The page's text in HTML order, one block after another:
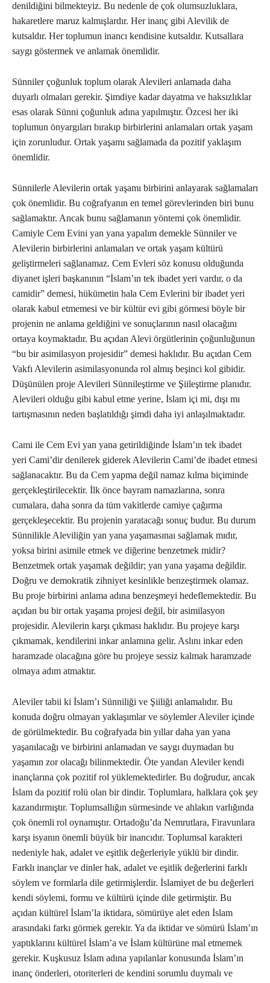
denildiğini bilmekteyiz. Bu nedenle de çok olumsuzluklara,
hakaretlere maruz kalmışlardır. Her inanç gibi Alevilik de
kutsaldır. Her toplumun inancı kendisine kutsaldır. Kutsallara
saygı göstermek ve anlamak önemlidir.
Sünniler çoğunluk toplum olarak Alevileri anlamada daha
duyarlı olmaları gerekir. Şimdiye kadar dayatma ve haksızlıklar
esas olarak Sünni çoğunluk adına yapılmıştır. Özcesi her iki
toplumun önyargıları bırakıp birbirlerini anlamaları ortak yaşam
için zorunludur. Ortak yaşamı sağlamada da pozitif yaklaşım
önemlidir.
Sünnilerle Alevilerin ortak yaşamı birbirini anlayarak sağlamaları
çok önemlidir. Bu coğrafyanın en temel görevlerinden biri bunu
sağlamaktır. Ancak bunu sağlamanın yöntemi çok önemlidir.
Camiyle Cem Evini yan yana yapalım demekle Sünniler ve
Alevilerin birbirlerini anlamaları ve ortak yaşam kültürü
geliştirmeleri sağlanamaz. Cem Evleri söz konusu olduğunda
diyanet işleri başkanının “İslam’ın tek ibadet yeri vardır, o da
camidir” demesi, hükümetin hala Cem Evlerini bir ibadet yeri
olarak kabul etmemesi ve bir kültür evi gibi görmesi böyle bir
projenin ne anlama geldiğini ve sonuçlarının nasıl olacağını
ortaya koymaktadır. Bu açıdan Alevi örgütlerinin çoğunluğunun
“bu bir asimilasyon projesidir” demesi haklıdır. Bu açıdan Cem
Vakfı Alevilerin asimilasyonunda rol almış beşinci kol gibidir.
Düşünülen proje Alevileri Sünnileştirme ve Şiileştirme planıdır.
Alevileri olduğu gibi kabul etme yerine, İslam içi mi, dışı mı
tartışmasının neden başlatıldığı şimdi daha iyi anlaşılmaktadır.
Cami ile Cem Evi yan yana getirildiğinde İslam’ın tek ibadet
yeri Cami’dir denilerek giderek Alevilerin Cami’de ibadet etmesi
sağlanacaktır. Bu da Cem yapma değil namaz kılma biçiminde
gerçekleştirilecektir. İlk önce bayram namazlarına, sonra
cumalara, daha sonra da tüm vakitlerde camiye çağırma
gerçekleşecektir. Bu projenin yaratacağı sonuç budur. Bu durum
Sünnilikle Aleviliğin yan yana yaşamasınaı sağlamak mıdır,
yoksa birini asimile etmek ve diğerine benzetmek midir?
Benzetmek ortak yaşamak değildir; yan yana yaşama değildir.
Doğru ve demokratik zihniyet kesinlikle benzeştirmek olamaz.
Bu proje birbirini anlama adına benzeşmeyi hedeflemektedir. Bu
açıdan bu bir ortak yaşama projesi değil, bir asimilasyon
projesidir. Alevilerin karşı çıkması haklıdır. Bu projeye karşı
çıkmamak, kendilerini inkar anlamına gelir. Aslını inkar eden
haramzade olacağına göre bu projeye sessiz kalmak haramzade
olmaya adım atmaktır.
Aleviler tabii ki İslam’ı Sünniliği ve Şiiliği anlamalıdır. Bu
konuda doğru olmayan yaklaşımlar ve söylemler Aleviler içinde
de görülmektedir. Bu coğrafyada bin yıllar daha yan yana
yaşanılacağı ve birbirini anlamadan ve saygı duymadan bu
yaşamın zor olacağı bilinmektedir. Öte yandan Aleviler kendi
inançlarına çok pozitif rol yüklemektedirler. Bu doğrudur, ancak
İslam da pozitif rolü olan bir dindir. Toplumlara, halklara çok şey
kazandırmıştır. Toplumsallığın sürmesinde ve ahlakın varlığında
çok önemli rol oynamıştır. Ortadoğu’da Nemrutlara, Firavunlara
karşı isyanın önemli büyük bir inancıdır. Toplumsal karakteri
nedeniyle hak, adalet ve eşitlik değerleriyle yüklü bir dindir.
Farklı inançlar ve dinler hak, adalet ve eşitlik değerlerini farklı
söylem ve formlarla dile getirmişlerdir. İslamiyet de bu değerleri
kendi söylemi, formu ve kültürü içinde dile getirmiştir. Bu
açıdan kültürel İslam’la iktidara, sömürüye alet eden İslam
arasındaki farkı görmek gerekir. Ya da iktidar ve sömürü İslam’ın
yaptıklarını kültürel İslam’a ve İslam kültürüne mal etmemek
gerekir. Kuşkusuz İslam adına yapılanlar konusunda İslam’ın
inanç önderleri, otoriterleri de kendini sorumlu duymalı ve